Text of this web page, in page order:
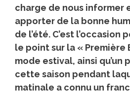
charge de nous informer
apporter de la bonne
de l’été. C’est l’occasion
le point sur la « Première
mode estival, ainsi qu’un
cette saison pendant
matinale a connu un